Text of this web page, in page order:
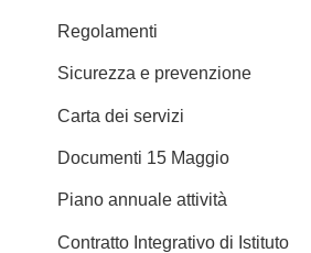
Regolamenti
Sicurezza e prevenzione
Carta dei servizi
Documenti 15 Maggio
Piano annuale attività
Contratto Integrativo di Istituto